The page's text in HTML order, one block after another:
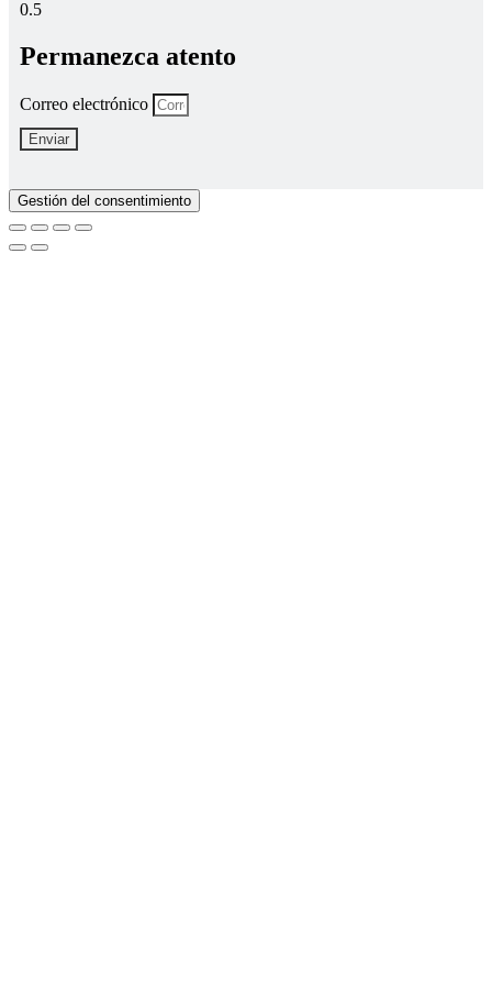
Permanezca atento
Correo electrónico
Enviar
Gestión del consentimiento